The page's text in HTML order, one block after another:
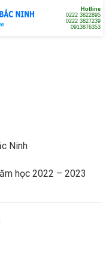
Hotline
0222 3822895
0222 3827239
0913876353
học 2022 – 2023
Ninh